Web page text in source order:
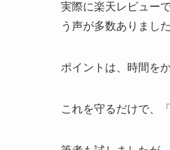
実際に楽天レビュー
う声が多数ありました
ポイントは、時間を
これを守るだけで、